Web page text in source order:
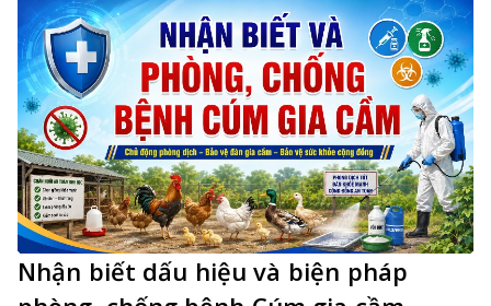
Nhận biết dấu hiệu và biện pháp